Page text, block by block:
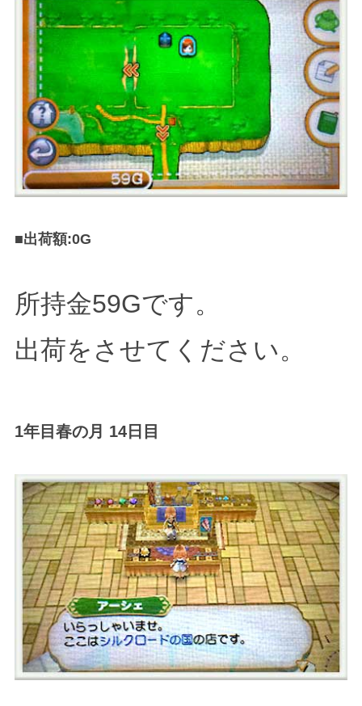
■出荷額:0G
所持金59Gです。
出荷をさせてください。
1年目春の月 14日目